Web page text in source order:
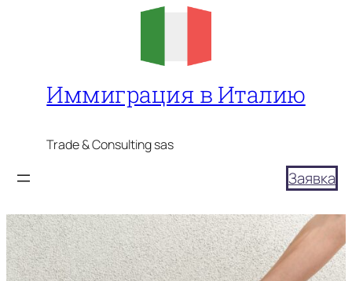
Иммиграция в Италию
Trade & Consulting sas
Заявка